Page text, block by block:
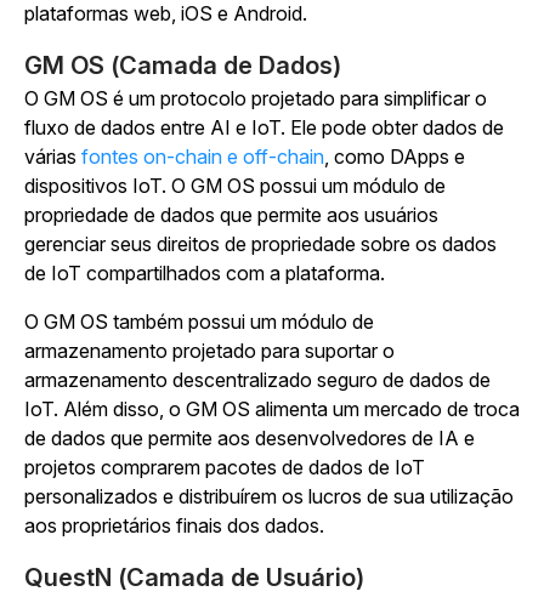
plataformas web, iOS e Android.
GM OS (Camada de Dados)
O GM OS é um protocolo projetado para simplificar o
fluxo de dados entre AI e IoT. Ele pode obter dados de
várias fontes on-chain e off-chain, como DApps e
dispositivos IoT. O GM OS possui um módulo de
propriedade de dados que permite aos usuários
gerenciar seus direitos de propriedade sobre os dados
de IoT compartilhados com a plataforma.
O GM OS também possui um módulo de
armazenamento projetado para suportar o
armazenamento descentralizado seguro de dados de
IoT. Além disso, o GM OS alimenta um mercado de troca
de dados que permite aos desenvolvedores de IA e
projetos comprarem pacotes de dados de IoT
personalizados e distribuírem os lucros de sua utilização
aos proprietários finais dos dados.
QuestN (Camada de Usuário)